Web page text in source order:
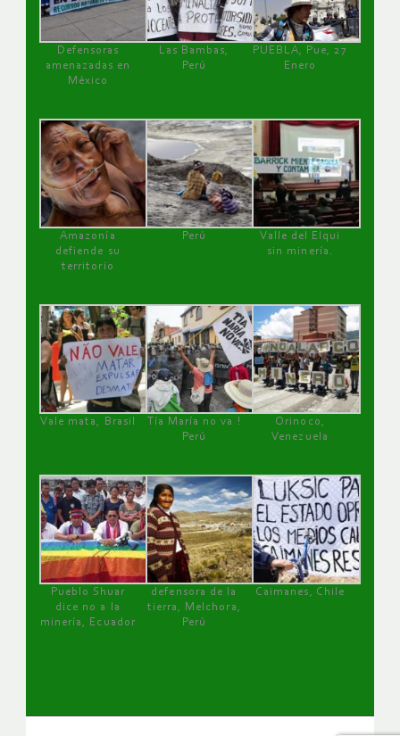
Defensoras
amenazadas en
México
Las Bambas,
Perú
PUEBLA, Pue, 27
Enero
Amazonía
defiende su
territorio
Perú
Valle del Elqui
sin minería.
Vale mata, Brasil
Tía María no va !
Perú
Orinoco,
Venezuela
Pueblo Shuar
dice no a la
minería, Ecuador
defensora de la
tierra, Melchora,
Perú
Caimanes, Chile